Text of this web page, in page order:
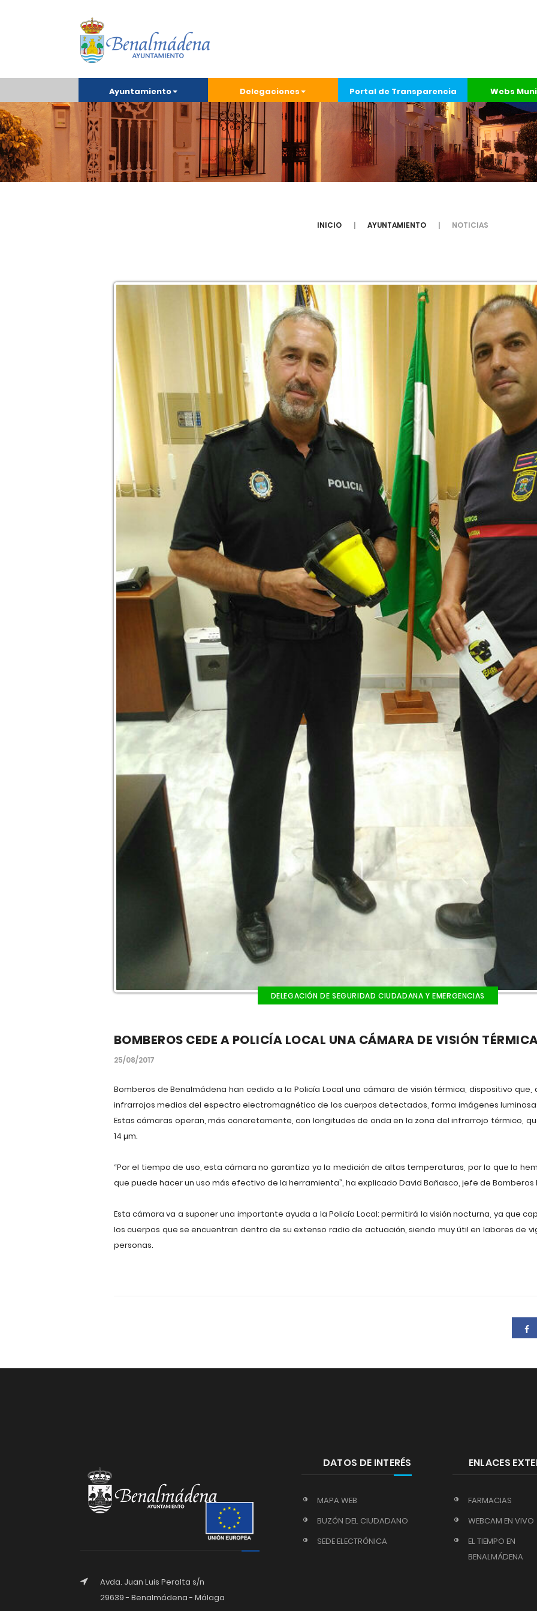
Ayuntamiento Delegaciones Portal de Transparencia Webs
INICIO AYUNTAMIENTO NOTICIAS
DELEGACIÓN DE SEGURIDAD CIUDADANA Y EMERGENCIAS
BOMBEROS CEDE A POLICÍA LOCAL UNA CÁMARA DE VISIÓN
25/08/2017
Bomberos de Benalmádena han cedido a la Policía Local una cámara de visión térmica, dispositivo
infrarrojos medios del espectro electromagnético de los cuerpos detectados, forma imágenes
Estas cámaras operan, más concretamente, con longitudes de onda en la zona del infrarrojo térmico,
14 µm.
“Por el tiempo de uso, esta cámara no garantiza ya la medición de altas temperaturas, por lo que la
que puede hacer un uso más efectivo de la herramienta”, ha explicado David Bañasco, jefe de Bomberos
Esta cámara va a suponer una importante ayuda a la Policía Local: permitirá la visión nocturna, ya que
los cuerpos que se encuentran dentro de su extenso radio de actuación, siendo muy útil en labores de
personas.
Avda. Juan Luis Peralta s/n
29639 - Benalmádena - Málaga
DATOS DE INTERÉS
MAPA WEB
BUZÓN DEL CIUDADANO
SEDE ELECTRÓNICA
ENLACES
FARMACIAS
WEBCAM EN VIVO
EL TIEMPO EN
BENALMÁDENA